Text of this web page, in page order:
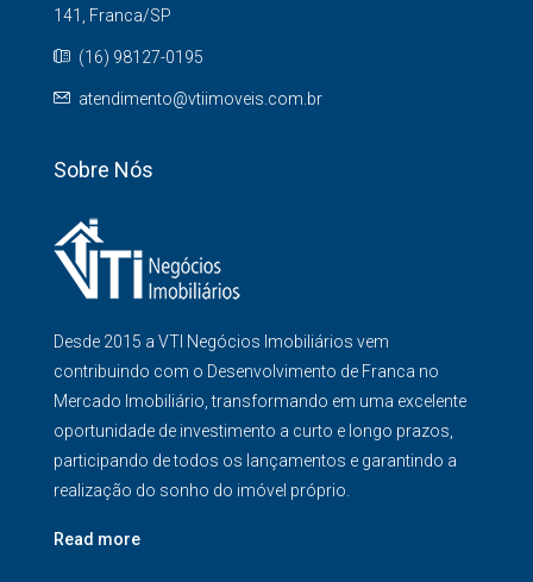
141, Franca/SP
(16) 98127-0195
atendimento@vtiimoveis.com.br
Sobre Nós
Desde 2015 a VTI Negócios Imobiliários vem
contribuindo com o Desenvolvimento de Franca no
Mercado Imobiliário, transformando em uma excelente
oportunidade de investimento a curto e longo prazos,
participando de todos os lançamentos e garantindo a
realização do sonho do imóvel próprio.
Read more